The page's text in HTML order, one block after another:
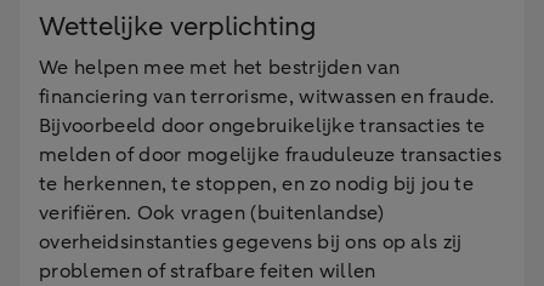
Wettelijke verplichting
We helpen mee met het bestrijden van
financiering van terrorisme, witwassen en fraude.
Bijvoorbeeld door ongebruikelijke transacties te
melden of door mogelijke frauduleuze transacties
te herkennen, te stoppen, en zo nodig bij jou te
verifiëren. Ook vragen (buitenlandse)
overheidsinstanties gegevens bij ons op als zij
problemen of strafbare feiten willen